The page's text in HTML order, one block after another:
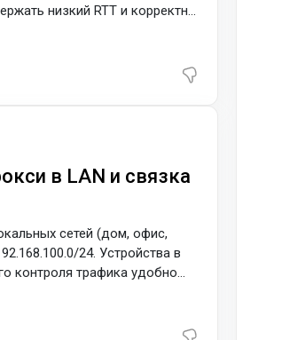
низкий RTT и корректно
вместо одного:
в LAN и связка
сетей (дом, офис,
24. Устройства в
контроля трафика удобно
их с внешними статичными IP